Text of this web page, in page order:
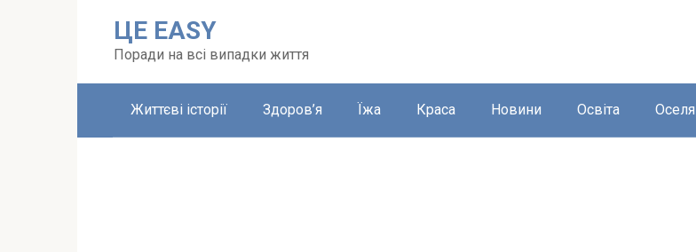
ЦЕ EASY
Поради на всі випадки життя
Життєві історії Здоров’я Їжа Краса Новини Освіта Оселя